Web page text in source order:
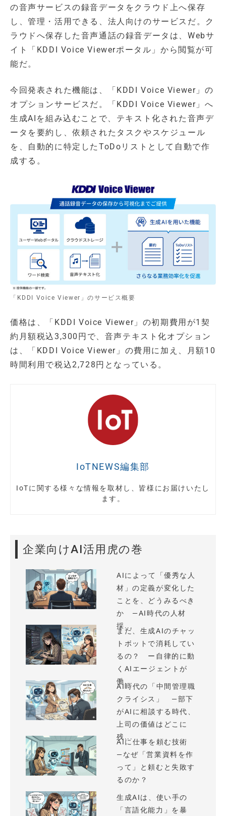
の音声サービスの録音データをクラウド上へ保存
し、管理・活用できる、法人向けのサービスだ。ク
ラウドへ保存した音声通話の録音データは、Webサ
イト「KDDI Voice Viewerポータル」から閲覧が可
能だ。
今回発表された機能は、「KDDI Voice Viewer」の
オプションサービスだ。「KDDI Voice Viewer」へ
生成AIを組み込むことで、テキスト化された音声デ
ータを要約し、依頼されたタスクやスケジュール
を、自動的に特定したToDoリストとして自動で作
成する。
「KDDI Voice Viewer」のサービス概要
価格は、「KDDI Voice Viewer」の初期費用が1契
約月額税込3,300円で、音声テキスト化オプション
は、「KDDI Voice Viewer」の費用に加え、月額10
時間利用で税込2,728円となっている。
IoTNEWS編集部
IoTに関する様々な情報を取材し、皆様にお届けいたし
ます。
企業向けAI活用虎の巻
AIによって「優秀な人
材」の定義が変化した
ことを、どうみるべき
か —AI時代の人材
採...
まだ、生成AIのチャッ
トボットで消耗してい
るの？ ー自律的に動
くAIエージェントが
働...
AI時代の「中間管理職
クライシス」 —部下
がAIに相談する時代、
上司の価値はどこに
残...
AIに仕事を頼む技術
—なぜ「営業資料を作
って」と頼むと失敗す
るのか？
生成AIは、使い手の
「言語化能力」を暴